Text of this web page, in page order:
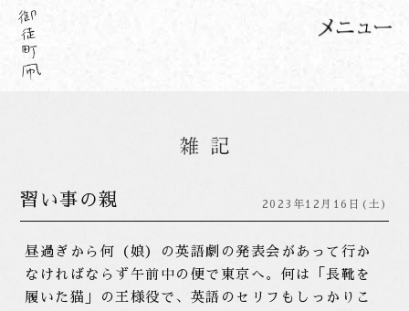
習い事の親 2023年12月16日(土)
昼過ぎから何（娘）の英語劇の発表会があって行か
なければならず午前中の便で東京へ。何は「長靴を
履いた猫」の王様役で、英語のセリフもしっかりこ